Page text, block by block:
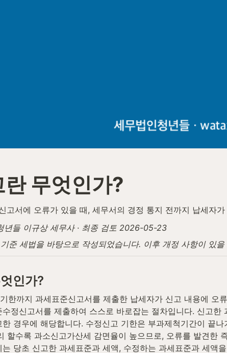
무엇인가?
고서에 오류가 있을 때, 세무서의 경정 통지 전까지 납세자
년들 이규상 세무사 · 최종 검토 2026-05-23
준 세법을 바탕으로 작성되었습니다. 이후 개정 사항이 있
인가?
한까지 과세표준신고서를 제출한 납세자가 신고 내용에 오
정신고서를 제출하여 스스로 바로잡는 절차입니다. 신고
경우에 해당합니다. 수정신고 기한은 부과제척기간이 끝
할수록 과소신고가산세 감면율이 높으므로, 오류를 발견한
당초 신고한 과세표준과 세액, 수정하는 과세표준과 세액